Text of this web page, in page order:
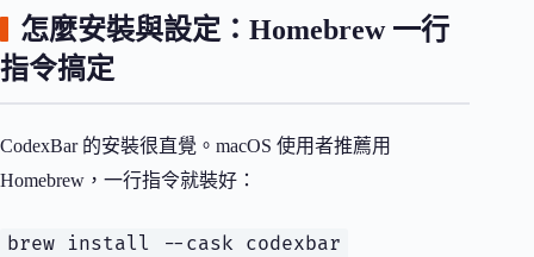
怎麼安裝與設定：Homebrew 一行
指令搞定
CodexBar 的安裝很直覺。macOS 使用者推薦用
Homebrew，一行指令就裝好：
brew install --cask codexbar